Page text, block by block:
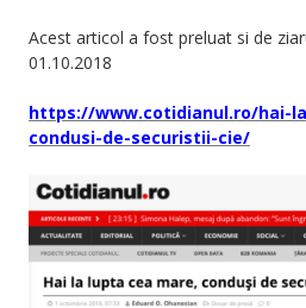
Acest articol a fost preluat si de
01.10.2018
https://www.cotidianul.ro/hai-
condusi-de-securistii-cie/